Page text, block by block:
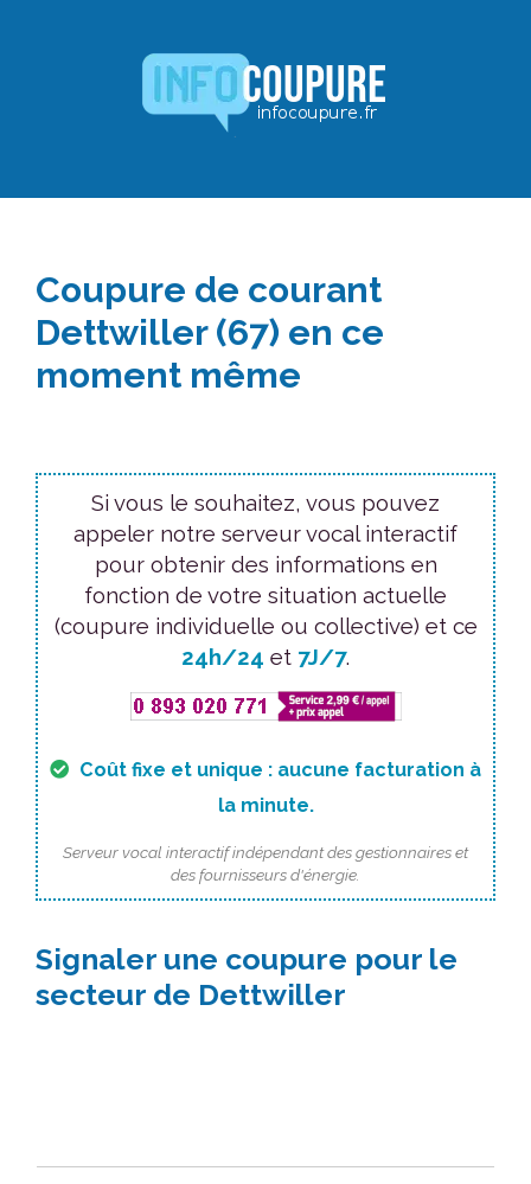
Coupure de courant
Dettwiller (67) en ce
moment même
Si vous le souhaitez, vous pouvez
appeler notre serveur vocal interactif
pour obtenir des informations en
fonction de votre situation actuelle
(coupure individuelle ou collective) et ce
24h/24 et 7J/7.
Coût fixe et unique : aucune facturation à
la minute.
Serveur vocal interactif indépendant des gestionnaires et
des fournisseurs d'énergie.
Signaler une coupure pour le
secteur de Dettwiller